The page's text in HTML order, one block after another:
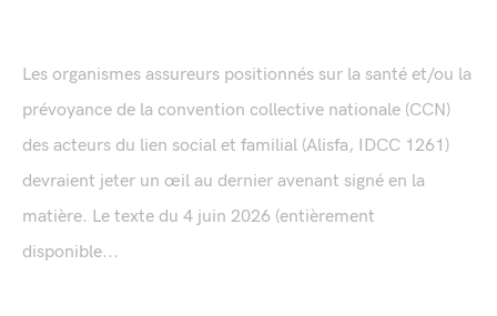
Les organismes assureurs positionnés sur la santé et/ou la
prévoyance de la convention collective nationale (CCN)
des acteurs du lien social et familial (Alisfa, IDCC 1261)
devraient jeter un œil au dernier avenant signé en la
matière. Le texte du 4 juin 2026 (entièrement
disponible...